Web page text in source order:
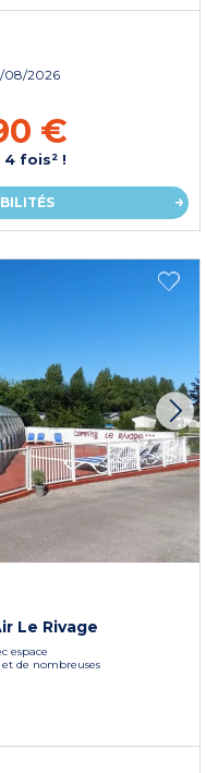
08/2026
€
fois² !
Le Rivage
espace
de nombreuses